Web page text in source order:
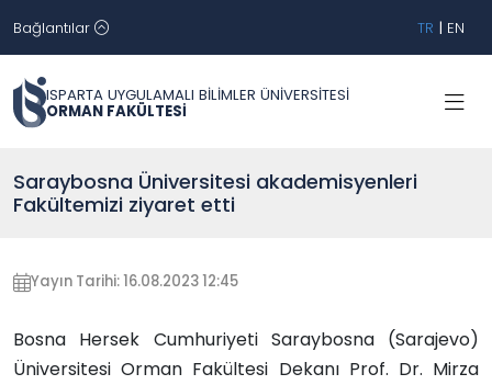
Bağlantılar TR | EN
ISPARTA UYGULAMALI BİLİMLER ÜNİVERSİTESİ
ORMAN FAKÜLTESİ
Saraybosna Üniversitesi akademisyenleri
Fakültemizi ziyaret etti
Yayın Tarihi: 16.08.2023 12:45
Bosna Hersek Cumhuriyeti Saraybosna (Sarajevo)
Üniversitesi Orman Fakültesi Dekanı Prof. Dr. Mirza